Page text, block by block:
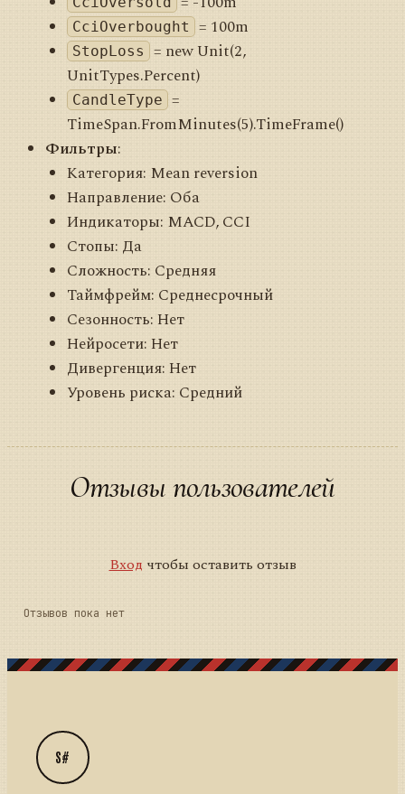
CciOverbought = 100m
StopLoss = new Unit(2,
UnitTypes.Percent)
CandleType =
TimeSpan.FromMinutes(5).TimeFrame()
Фильтры:
Категория: Mean reversion
Направление: Оба
Индикаторы: MACD, CCI
Стопы: Да
Сложность: Средняя
Таймфрейм: Среднесрочный
Сезонность: Нет
Нейросети: Нет
Дивергенция: Нет
Уровень риска: Средний
Отзывы пользователей
Вход чтобы оставить отзыв
Отзывов пока нет
S#